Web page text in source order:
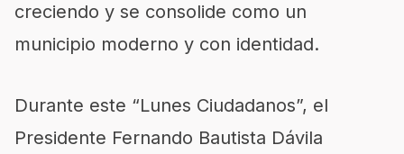
creciendo y se consolide como un
municipio moderno y con identidad.
Durante este “Lunes Ciudadanos”, el
Presidente Fernando Bautista Dávila